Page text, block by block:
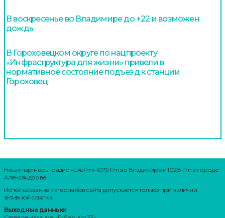
В воскресенье во Владимире до +22 и возможен
дождь
В Гороховецком округе по нацпроекту
«Инфраструктура для жизни» привели в
нормативное состояние подъезд к станции
Гороховец
Наши партнеры: радио «LikeFm» 107,9 Fm во Владимире и 102,8 Fm в городе
Александрове
Использование материалов сайта допускается только при наличии
активной ссылки.
Выходные данные: